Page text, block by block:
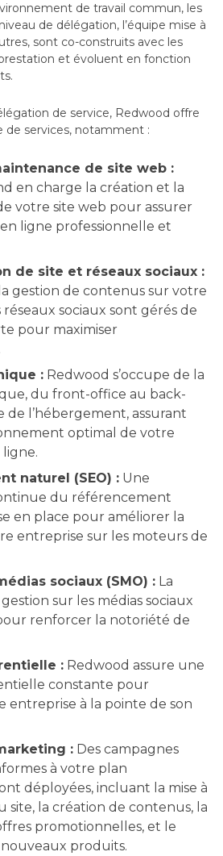
de travail commun, les
de délégation, l’équipe mise à
sont co-construits avec les
et évoluent en fonction
de service, Redwood offre
services, notamment :
de site web :
en charge la création et la
votre site web pour assurer
ligne professionnelle et
de site et réseaux sociaux :
gestion de contenus sur votre
sociaux sont gérés de
pour maximiser
: Redwood s’occupe de la
du front-office au back-
de l’hébergement, assurant
optimal de votre
naturel (SEO) : Une
du référencement
en place pour améliorer la
entreprise sur les moteurs de
sociaux (SMO) : La
sur les médias sociaux
renforcer la notoriété de
: Redwood assure une
constante pour
entreprise à la pointe de son
: Des campagnes
à votre plan
déployées, incluant la mise à
site, la création de contenus, la
promotionnelles, et le
produits.